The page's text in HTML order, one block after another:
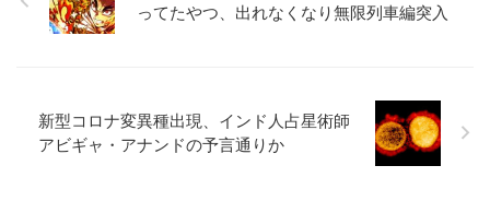
ってたやつ、出れなくなり無限列車編突入
新型コロナ変異種出現、インド人占星術師
アビギャ・アナンドの予言通りか